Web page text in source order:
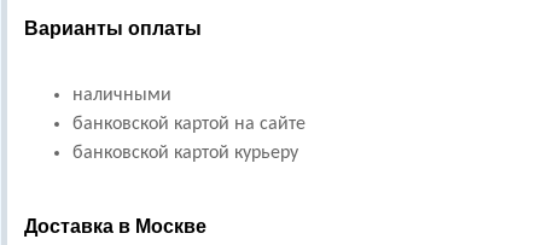
Варианты оплаты
наличными
банковской картой на сайте
банковской картой курьеру
Доставка в Москве